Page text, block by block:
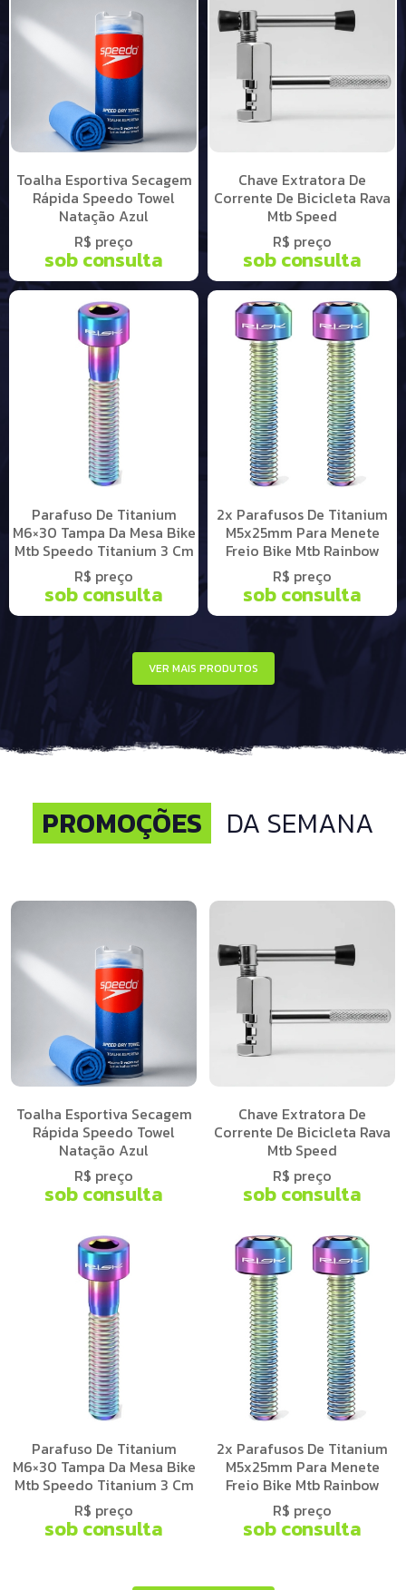
Toalha Esportiva Secagem
Rápida Speedo Towel
Natação Azul
R$ preço
sob consulta
Chave Extratora De
Corrente De Bicicleta Rava
Mtb Speed
R$ preço
sob consulta
Parafuso De Titanium
M6×30 Tampa Da Mesa Bike
Mtb Speedo Titanium 3 Cm
R$ preço
sob consulta
2x Parafusos De Titanium
M5x25mm Para Menete
Freio Bike Mtb Rainbow
R$ preço
sob consulta
VER MAIS PRODUTOS
PROMOÇÕES DA SEMANA
Toalha Esportiva Secagem
Rápida Speedo Towel
Natação Azul
R$ preço
sob consulta
Chave Extratora De
Corrente De Bicicleta Rava
Mtb Speed
R$ preço
sob consulta
Parafuso De Titanium
M6×30 Tampa Da Mesa Bike
Mtb Speedo Titanium 3 Cm
R$ preço
sob consulta
2x Parafusos De Titanium
M5x25mm Para Menete
Freio Bike Mtb Rainbow
R$ preço
sob consulta